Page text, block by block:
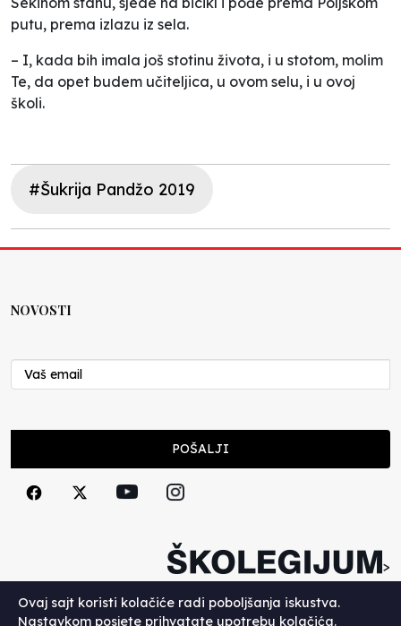
putu, prema izlazu iz sela.
– I, kada bih imala još stotinu života, i u stotom, molim
Te, da opet budem učiteljica, u ovom selu, i u ovoj
školi.
#Šukrija Pandžo 2019
NOVOSTI
POŠALJI
>
Copyright (c) 2026. Školegijum.
Ovaj sajt koristi kolačiće radi poboljšanja iskustva.
Nastavkom posjete prihvatate upotrebu kolačića.